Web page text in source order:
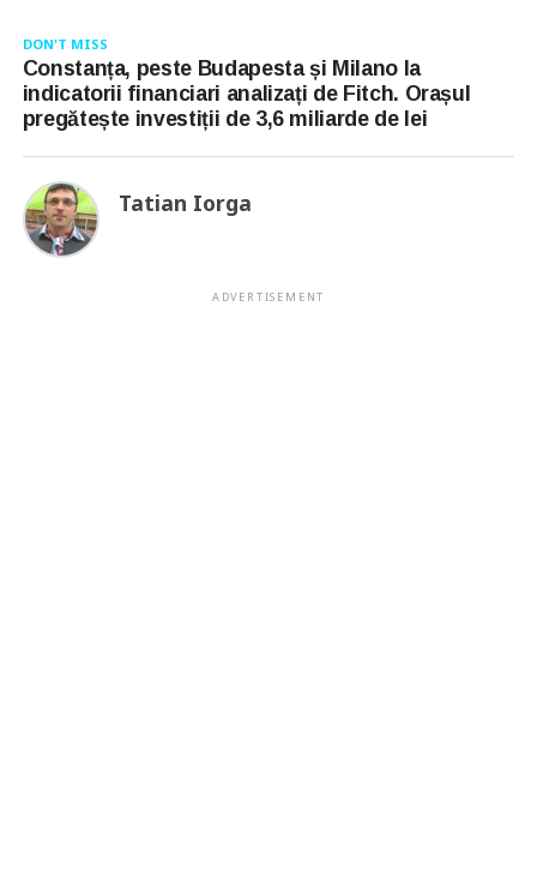
DON'T MISS
Constanța, peste Budapesta și Milano la
indicatorii financiari analizați de Fitch. Orașul
pregătește investiții de 3,6 miliarde de lei
Tatian Iorga
ADVERTISEMENT